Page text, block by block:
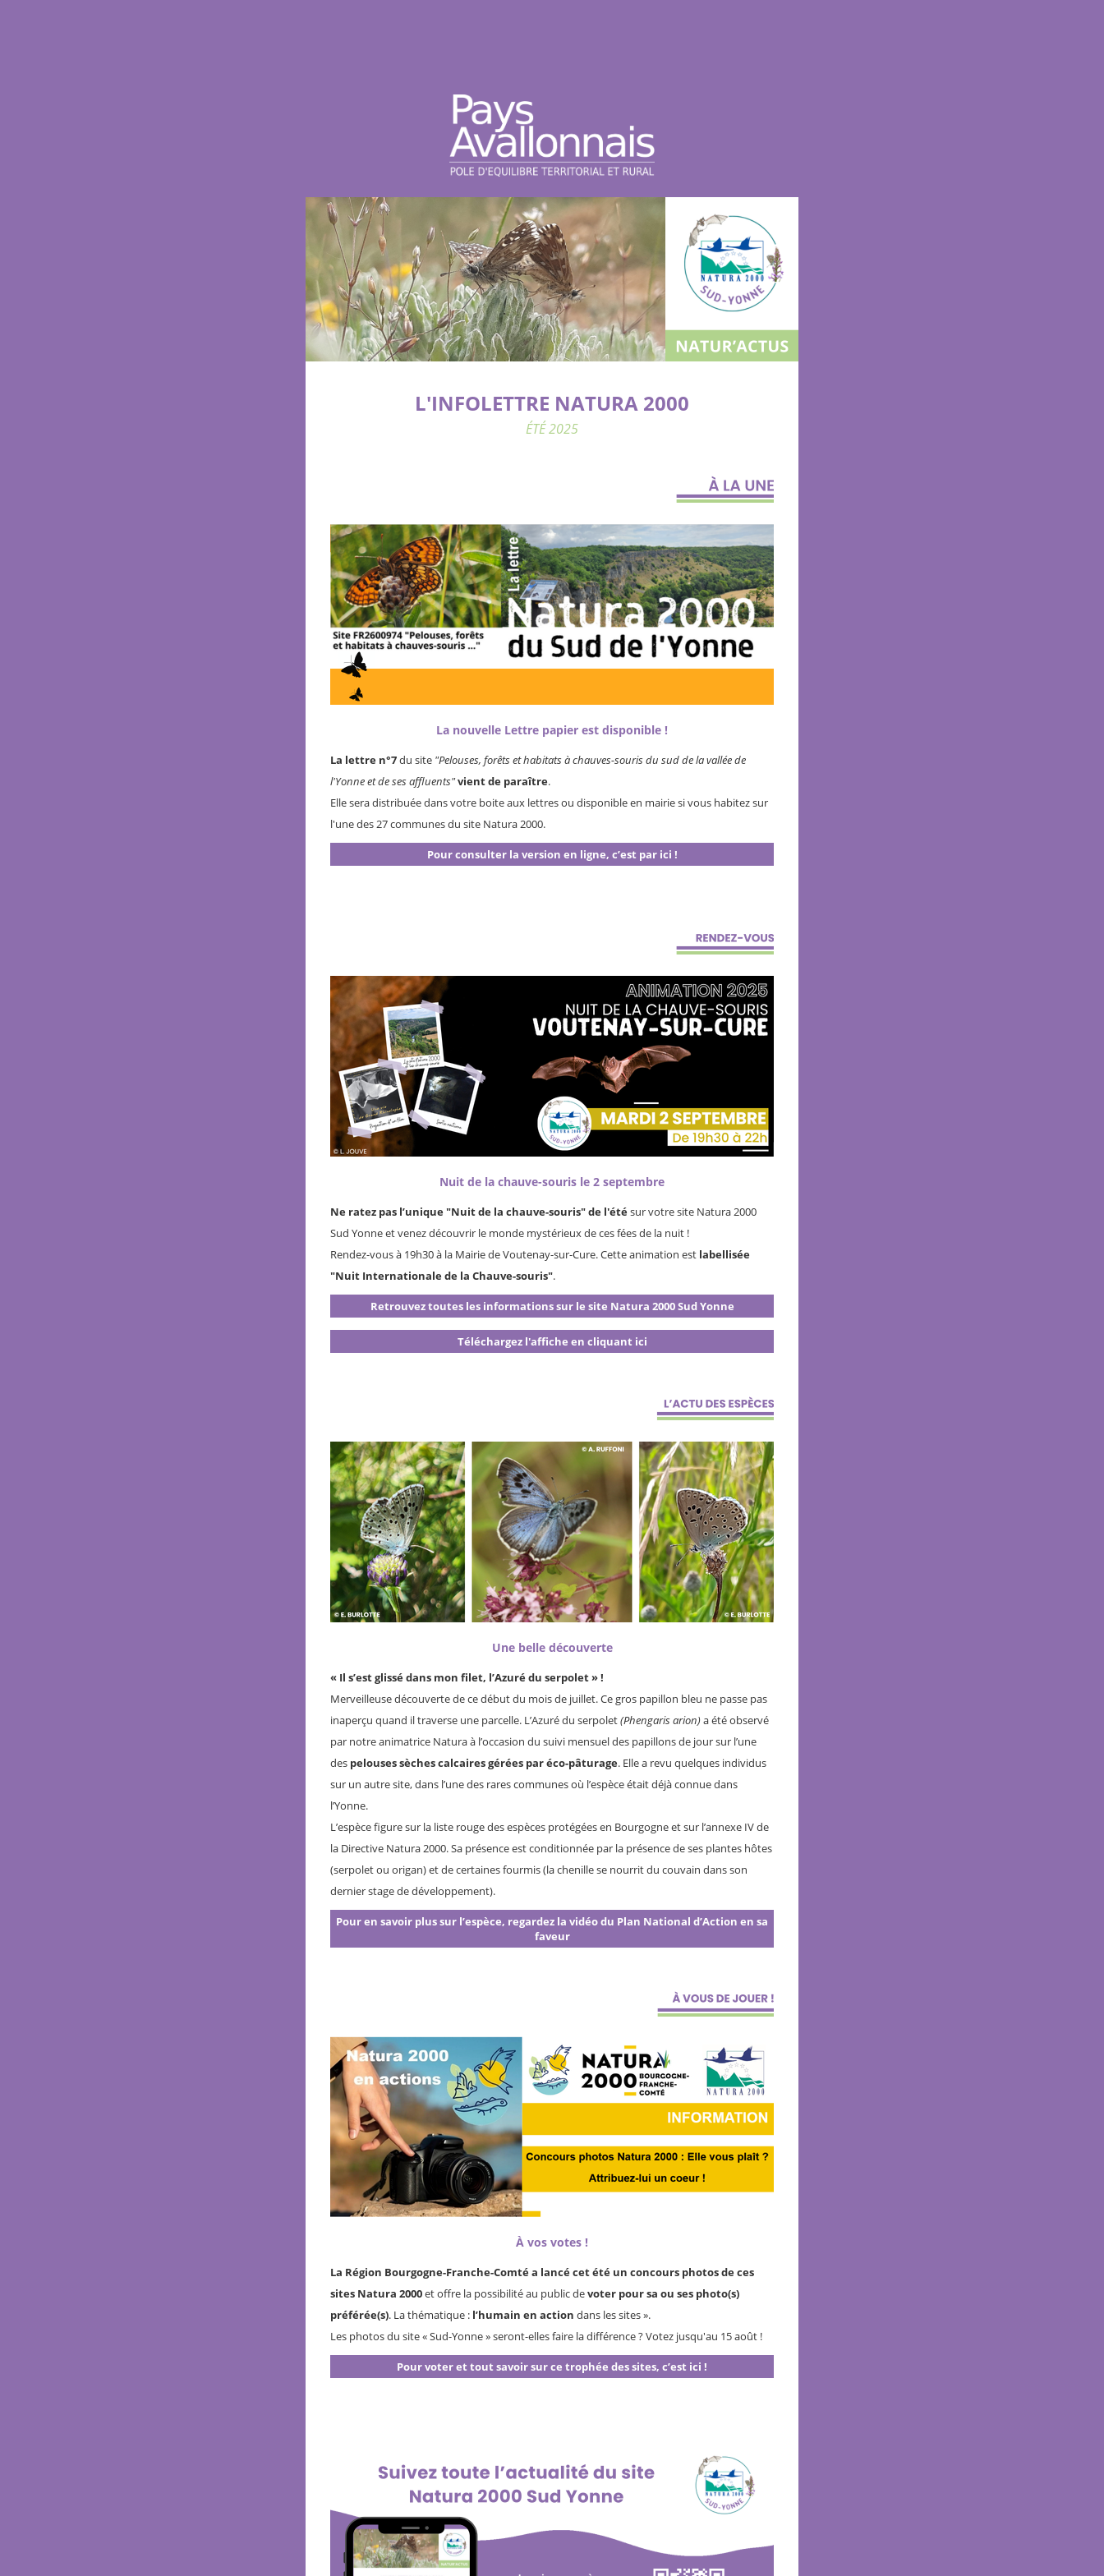
L'INFOLETTRE NATURA 2000
ÉTÉ 2025
La nouvelle Lettre papier est disponible !
La lettre n°7du site "Pelouses, forêts et habitats à chauves-souris du sud de la vallée de
l'Yonne et de ses affluents"vient de paraître.
Elle sera distribuée dans votre boite aux lettres ou disponible en mairie si vous habitez sur
l'une des 27 communes du site Natura 2000.
Pour consulter la version en ligne, c’est par ici !
Nuit de la chauve-souris le 2 septembre
Ne ratez pas l’unique "Nuit de la chauve-souris" de l'étésur votre site Natura 2000
Sud Yonne et venez découvrir le monde mystérieux de ces fées de la nuit !
Rendez-vous à 19h30 à la Mairie de Voutenay-sur-Cure. Cette animation est labellisée
"Nuit Internationale de la Chauve-souris".
Retrouvez toutes les informations sur le site Natura 2000 Sud Yonne
Téléchargez l'affiche en cliquant ici
Une belle découverte
« Il s’est glissé dans mon filet, l’Azuré du serpolet » !
Merveilleuse découverte de ce début du mois de juillet. Ce gros papillon bleu ne passe pas
inaperçu quand il traverse une parcelle. L’Azuré du serpolet(Phengaris arion)a été observé
par notre animatrice Natura à l’occasion du suivi mensuel des papillons de jour sur l’une
des pelouses sèches calcaires gérées par éco-pâturage. Elle a revu quelques individus
sur un autre site, dans l’une des rares communes où l’espèce était déjà connue dans
l’Yonne.
L’espèce figure sur la liste rouge des espèces protégées en Bourgogne et sur l’annexe IV de
la Directive Natura 2000. Sa présence est conditionnée par la présence de ses plantes hôtes
(serpolet ou origan) et de certaines fourmis (la chenille se nourrit du couvain dans son
dernier stage de développement).
Pour en savoir plus sur l’espèce, regardez la vidéo du Plan National d’Action en sa
faveur
À vos votes !
La Région Bourgogne-Franche-Comté a lancé cet été un concours photos de ces
sites Natura 2000et offre la possibilité au public devoter pour sa ou ses photo(s)
préférée(s). La thématique : l’humain en action dans les sites ».
Les photos du site « Sud-Yonne » seront-elles faire la différence ? Votez jusqu'au 15 août !
Pour voter et tout savoir sur ce trophée des sites, c’est ici !